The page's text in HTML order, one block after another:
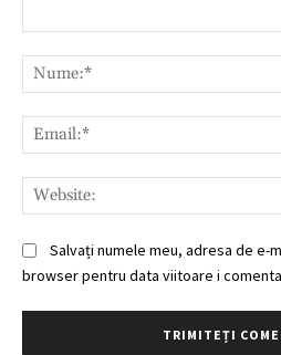
Salvați numele meu, adresa de e-
browser pentru data viitoare i